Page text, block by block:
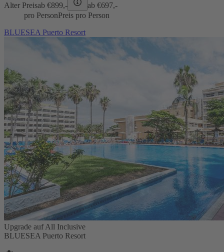
Alter Preisab €899,- ab €697,-
pro PersonPreis pro Person
BLUESEA Puerto Resort
Upgrade auf All Inclusive
BLUESEA Puerto Resort